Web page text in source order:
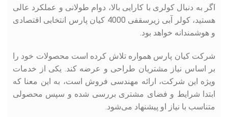
اگر به دنبال کولری با کارایی بالا، دوام طولانی و عملکرد عالی
هستید، کولر آبی زیرسقفی 4000 کیان پارس انتخابی اقتصادی
و هوشمندانه خواهد بود.
شرکت کیان پارس همواره تلاش کرده است محصولات خود را
بر اساس نیاز مشتریان طراحی و عرضه کند. یکی از خدمات
ویژه این شرکت، ارائه مهندسی فروش است، به این معنا که
ابتدا شرایط و فضای مشتری بررسی شده و سپس محصولی
متناسب با نیاز او پیشنهاد می‌شود.